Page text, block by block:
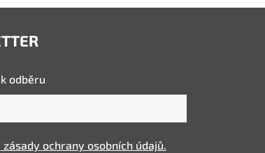
odběru
zásady ochrany osobních údajů.